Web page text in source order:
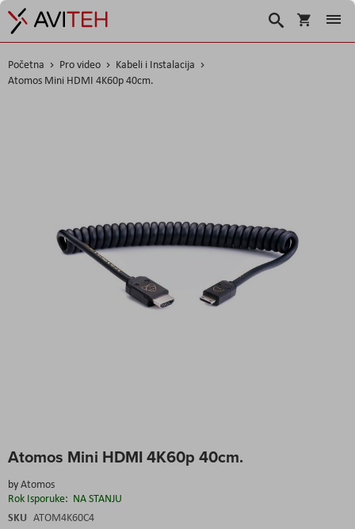
Košarica
Traži
Početna Pro video
Kabeli i Instalacija
Atomos Mini HDMI 4K60p 40cm.
Atomos Mini HDMI 4K60p 40cm.
byAtomos
Rok Isporuke: NA STANJU
SKU ATOM4K60C4
to
beginning
of
the